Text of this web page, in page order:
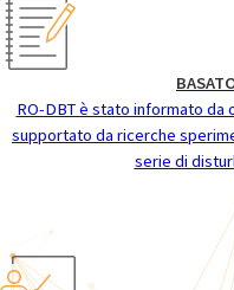
RO-DBT è stato informato da
supportato da ricerche
serie di